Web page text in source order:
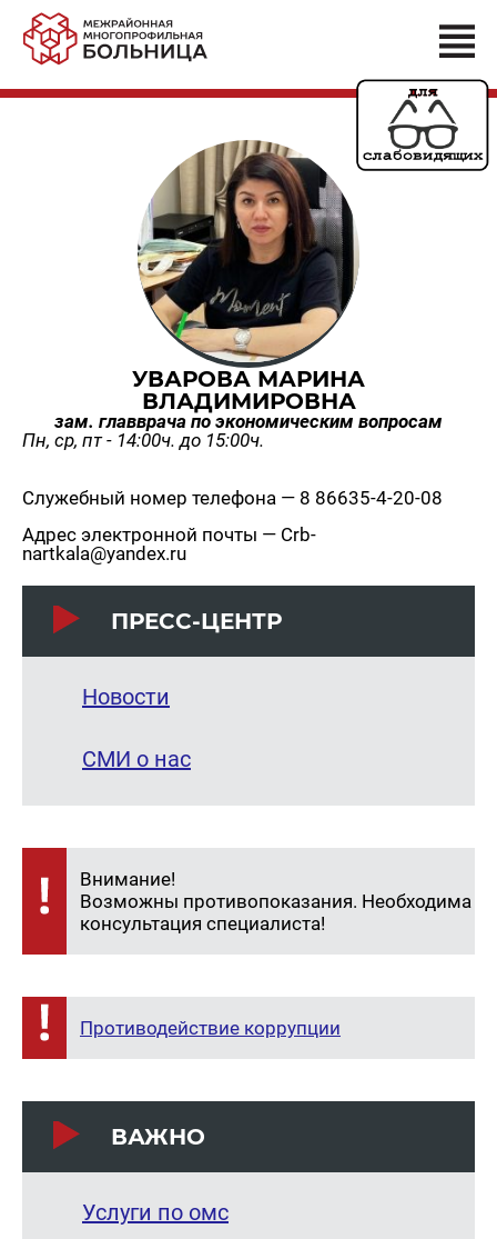
УВАРОВА МАРИНА
ВЛАДИМИРОВНА
зам. главврача по экономическим вопросам
Пн, ср, пт - 14:00ч. до 15:00ч.
Служебный номер телефона — 8 86635-4-20-08
Адрес электронной почты — Crb-
nartkala@yandex.ru
ПРЕСС-ЦЕНТР
Новости
СМИ о нас
Внимание!
Возможны противопоказания. Необходима
консультация специалиста!
Противодействие коррупции
ВАЖНО
Услуги по омс